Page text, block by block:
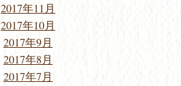
2017年11月
2017年10月
2017年9月
2017年8月
2017年7月